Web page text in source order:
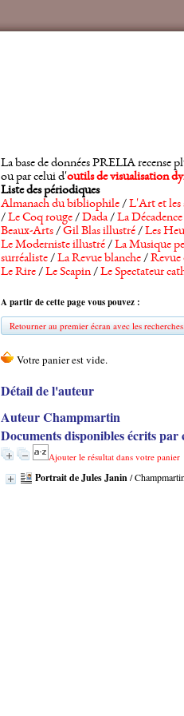
La base de données PRELIA recense
ou par celui d'outils de visualisation
Liste des périodiques
Almanach du bibliophile/L'Art et les
/Le Coq rouge/Dada/La Décadence
Beaux-Arts/Gil Blas illustré/Les
Le Moderniste illustré/La Musique
surréaliste/La Revue blanche/Revue
Le Rire/Le Scapin/Le Spectateur
A partir de cette page vous pouvez :
Retourner au premier écran avec les
Détail de l'auteur
Auteur Champmartin
Documents disponibles écrits par
Ajouter le résultat dans votre panier
Portrait de Jules Janin/ Champmartin